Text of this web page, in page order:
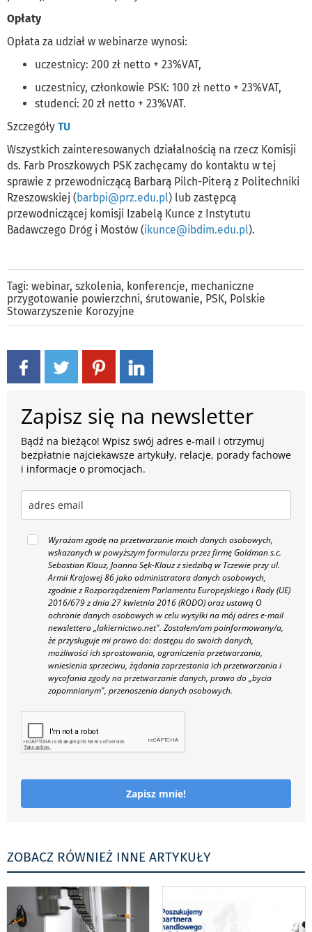
Opłaty
Opłata za udział w webinarze wynosi:
uczestnicy: 200 zł netto + 23%VAT,
uczestnicy, członkowie PSK: 100 zł netto + 23%VAT,
studenci: 20 zł netto + 23%VAT.
Szczegóły TU
Wszystkich zainteresowanych działalnością na rzecz Komisji
ds. Farb Proszkowych PSK zachęcamy do kontaktu w tej
sprawie z przewodniczącą Barbarą Pilch-Piterą z Politechniki
Rzeszowskiej (barbpi@prz.edu.pl) lub zastępcą
przewodniczącej komisji Izabelą Kunce z Instytutu
Badawczego Dróg i Mostów (ikunce@ibdim.edu.pl).
Tagi: webinar, szkolenia, konferencje, mechaniczne
przygotowanie powierzchni, śrutowanie, PSK, Polskie
Stowarzyszenie Korozyjne
Zapisz się na newsletter
Bądź na bieżąco! Wpisz swój adres e-mail i otrzymuj
bezpłatnie najciekawsze artykuły, relacje, porady fachowe
i informacje o promocjach.
Wyrażam zgodę na przetwarzanie moich danych osobowych,
wskazanych w powyższym formularzu przez firmę Goldman s.c.
Sebastian Klauz, Joanna Sęk-Klauz z siedzibą w Tczewie przy ul.
Armii Krajowej 86 jako administratora danych osobowych,
zgodnie z Rozporządzeniem Parlamentu Europejskiego i Rady (UE)
2016/679 z dnia 27 kwietnia 2016 (RODO) oraz ustawą O
ochronie danych osobowych w celu wysyłki na mój adres e-mail
newslettera „lakiernictwo.net". Zostałem/am poinformowany/a,
że przysługuje mi prawo do: dostępu do swoich danych,
możliwości ich sprostowania, ograniczenia przetwarzania,
wniesienia sprzeciwu, żądania zaprzestania ich przetwarzania i
wycofania zgody na przetwarzanie danych, prawo do „bycia
zapomnianym", przenoszenia danych osobowych.
Zapisz mnie!
ZOBACZ RÓWNIEŻ INNE ARTYKUŁY